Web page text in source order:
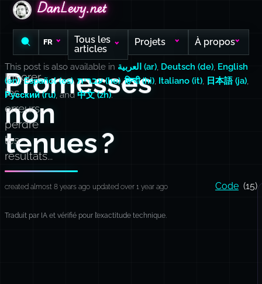
DanLevy.net
DanLevy.net
DanLevy.net
FR
Tous les
articles
Projets À propos
Promesses
non
tenues ?
Ignorer
les
erreurs,
perdre
les
résultats...
This post is also available in العربية (ar), Deutsch (de), English
(en),Español (es), עברית (he),हिन्दी (hi), Italiano (it), 日本語 (ja),
Русский (ru), and 中文 (zh).
created almost 8 years ago updated over 1 year ago Code (15)
Traduit par IA et vérifié pour l’exactitude technique.